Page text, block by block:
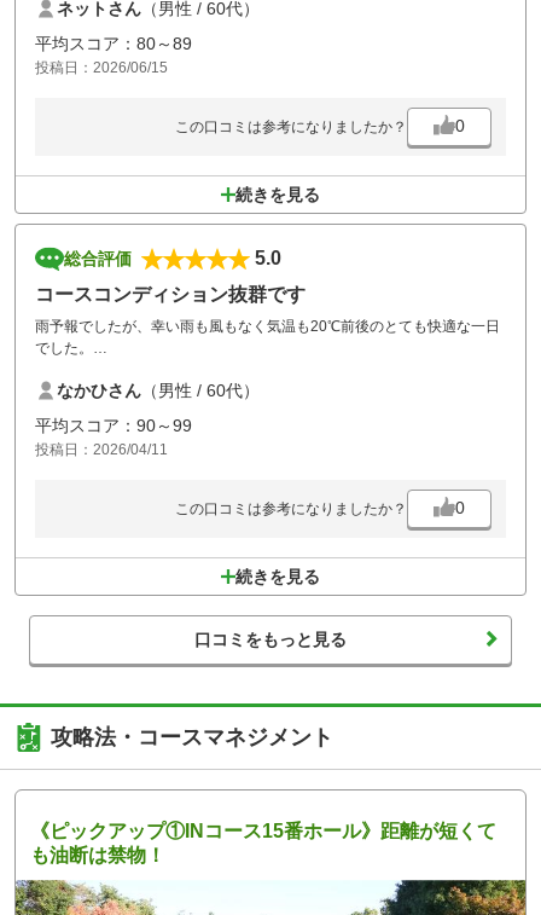
ネットさん （男性 / 60代）
平均スコア：80～89
投稿日：2026/06/15
この口コミは参考になりましたか？ 0
続きを見る
総合評価
5.0
コースコンディション抜群です
雨予報でしたが、幸い雨も風もなく気温も20℃前後のとても快適な一日
でした。
度な人数で、ほぼ待ちはなく気持ち良くプレーできました。
このコースは比較的難しい評価が多いですが、豪快な打ち下ろしがとて
も魅力的なコースです。
またよろしくお願いいたします。
なかひさん （男性 / 60代）
平均スコア：90～99
投稿日：2026/04/11
この口コミは参考になりましたか？ 0
続きを見る
口コミをもっと見る
攻略法・コースマネジメント
《ピックアップ①INコース15番ホール》距離が短くて
も油断は禁物！